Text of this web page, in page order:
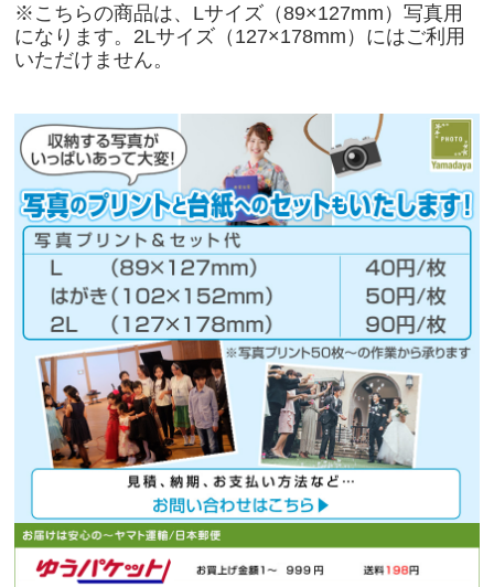
※こちらの商品は、Lサイズ（89×127mm）写真用
になります。2Lサイズ（127×178mm）にはご利用
いただけません。